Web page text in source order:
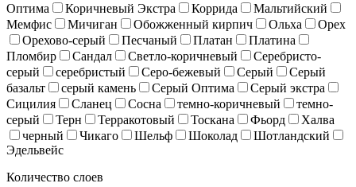
Оптима
Коричневый Экстра Коррида
Мальтийский
Мемфис
Мичиган Обожженный кирпич Ольха
Орех
Орехово-серый
Песчаный Платан
Платина
Пломбир
Сандал Светло-коричневый
Серебристо-
серый
серебристый Серо-бежевый Серый
Серый
базальт
серый камень Серый Оптима
Серый экстра
Сицилия
Сланец Сосна темно-коричневый
темно-
серый
Терн Терракотовый Тоскана Фьорд
Халва
черный
Чикаго Шельф Шоколад
Шотландский
Эдельвейс
Количество слоев